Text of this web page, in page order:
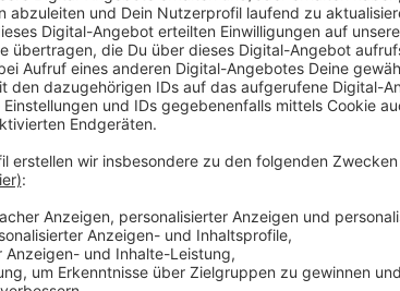
Elternbrief hatte Wiedereinstellung
Anzeige
Die Initiative ging wohl von den Eltern der
einen Brief verfasst, in dem sie fordern, dass
dass er, Zitat: einen „großen Fehler“
dass die Entlassung dem Trainer nicht
seiner sonstigen Art entsprechen.